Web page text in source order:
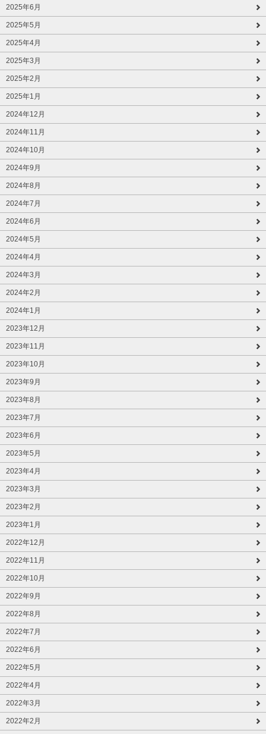
2025年6月
2025年5月
2025年4月
2025年3月
2025年2月
2025年1月
2024年12月
2024年11月
2024年10月
2024年9月
2024年8月
2024年7月
2024年6月
2024年5月
2024年4月
2024年3月
2024年2月
2024年1月
2023年12月
2023年11月
2023年10月
2023年9月
2023年8月
2023年7月
2023年6月
2023年5月
2023年4月
2023年3月
2023年2月
2023年1月
2022年12月
2022年11月
2022年10月
2022年9月
2022年8月
2022年7月
2022年6月
2022年5月
2022年4月
2022年3月
2022年2月